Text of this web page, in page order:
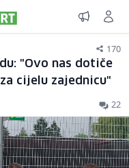
170
"Ovo nas dotiče
cijelu zajednicu"
22